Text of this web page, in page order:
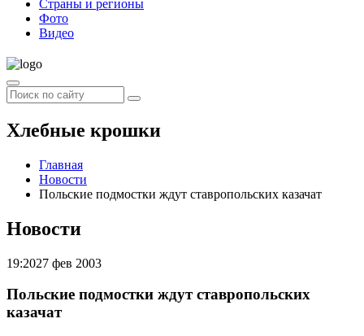
Страны и регионы
Фото
Видео
Хлебные крошки
Главная
Новости
Польские подмостки ждут ставропольских казачат
Новости
19:2027 фев 2003
Польские подмостки ждут ставропольских
казачат